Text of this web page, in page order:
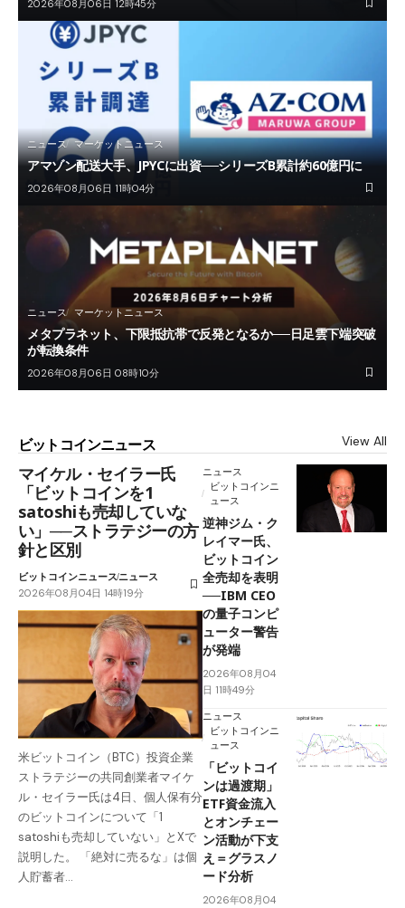
2026年08月06日 12時45分
ニュース マーケットニュース
アマゾン配送大手、JPYCに出資──シリーズB累計約60億円に
2026年08月06日 11時04分
ニュース マーケットニュース
メタプラネット、下限抵抗帯で反発となるか──日足雲下端突破
が転換条件
2026年08月06日 08時10分
ビットコインニュース View All
マイケル・セイラー氏
「ビットコインを1
satoshiも売却していな
い」──ストラテジーの方
針と区別
ビットコインニュースニュース
2026年08月04日 14時19分
米ビットコイン（BTC）投資企業
ストラテジーの共同創業者マイケ
ル・セイラー氏は4日、個人保有分
のビットコインについて「1
satoshiも売却していない」とXで
説明した。 「絶対に売るな」は個
人貯蓄者…
ニュース
ビットコインニ
ュース
逆神ジム・ク
レイマー氏、
ビットコイン
全売却を表明
──IBM CEO
の量子コンピ
ューター警告
が発端
2026年08月04
日 11時49分
ニュース
ビットコインニ
ュース
「ビットコイ
ンは過渡期」
ETF資金流入
とオンチェー
ン活動が下支
え＝グラスノ
ード分析
2026年08月04